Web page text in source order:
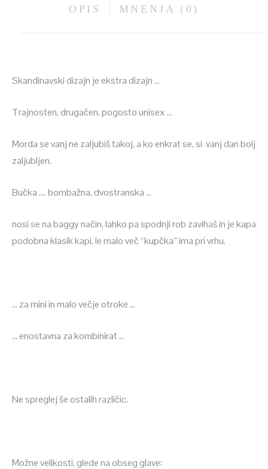
OPIS MNENJA (0)
Skandinavski dizajn je ekstra dizajn …
Trajnosten, drugačen, pogosto unisex …
Morda se vanj ne zaljubiš takoj, a ko enkrat se, si vanj dan bolj
zaljubljen.
Bučka …. bombažna, dvostranska …
nosi se na baggy način, lahko pa spodnji rob zavihaš in je kapa
podobna klasik kapi, le malo več “kupčka” ima pri vrhu.
… za mini in malo večje otroke …
… enostavna za kombinirat …
Ne spreglej še ostalih različic.
Možne velikosti, glede na obseg glave: